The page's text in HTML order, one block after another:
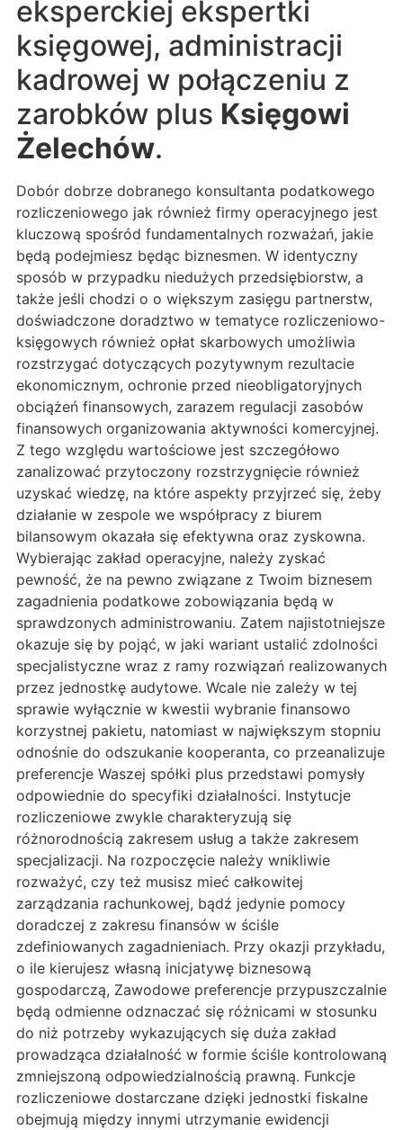
eksperckiej ekspertki
księgowej, administracji
kadrowej w połączeniu z
zarobków plus Księgowi
Żelechów.
Dobór dobrze dobranego konsultanta podatkowego
rozliczeniowego jak również firmy operacyjnego jest
kluczową spośród fundamentalnych rozważań, jakie
będą podejmiesz będąc biznesmen. W identyczny
sposób w przypadku niedużych przedsiębiorstw, a
także jeśli chodzi o o większym zasięgu partnerstw,
doświadczone doradztwo w tematyce rozliczeniowo-
księgowych również opłat skarbowych umożliwia
rozstrzygać dotyczących pozytywnym rezultacie
ekonomicznym, ochronie przed nieobligatoryjnych
obciążeń finansowych, zarazem regulacji zasobów
finansowych organizowania aktywności komercyjnej.
Z tego względu wartościowe jest szczegółowo
zanalizować przytoczony rozstrzygnięcie również
uzyskać wiedzę, na które aspekty przyjrzeć się, żeby
działanie w zespole we współpracy z biurem
bilansowym okazała się efektywna oraz zyskowna.
Wybierając zakład operacyjne, należy zyskać
pewność, że na pewno związane z Twoim biznesem
zagadnienia podatkowe zobowiązania będą w
sprawdzonych administrowaniu. Zatem najistotniejsze
okazuje się by pojąć, w jaki wariant ustalić zdolności
specjalistyczne wraz z ramy rozwiązań realizowanych
przez jednostkę audytowe. Wcale nie zależy w tej
sprawie wyłącznie w kwestii wybranie finansowo
korzystnej pakietu, natomiast w największym stopniu
odnośnie do odszukanie kooperanta, co przeanalizuje
preferencje Waszej spółki plus przedstawi pomysły
odpowiednie do specyfiki działalności. Instytucje
rozliczeniowe zwykle charakteryzują się
różnorodnością zakresem usług a także zakresem
specjalizacji. Na rozpoczęcie należy wnikliwie
rozważyć, czy też musisz mieć całkowitej
zarządzania rachunkowej, bądź jedynie pomocy
doradczej z zakresu finansów w ściśle
zdefiniowanych zagadnieniach. Przy okazji przykładu,
o ile kierujesz własną inicjatywę biznesową
gospodarczą, Zawodowe preferencje przypuszczalnie
będą odmienne odznaczać się różnicami w stosunku
do niż potrzeby wykazujących się duża zakład
prowadząca działalność w formie ściśle kontrolowaną
zmniejszoną odpowiedzialnością prawną. Funkcje
rozliczeniowe dostarczane dzięki jednostki fiskalne
obejmują między innymi utrzymanie ewidencji